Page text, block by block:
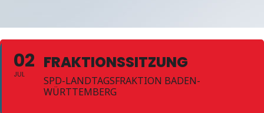
02
JUL
FRAKTIONSSITZUNG
SPD-LANDTAGSFRAKTION BADEN-
WÜRTTEMBERG